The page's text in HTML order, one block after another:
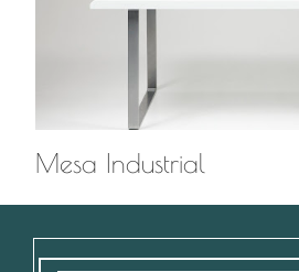
Mesa Industrial